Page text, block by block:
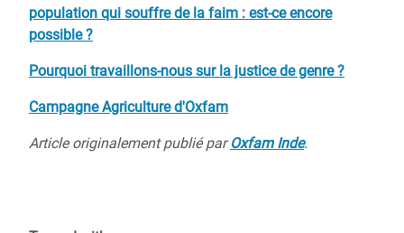
population qui souffre de la faim : est-ce encore
possible ?
Pourquoi travaillons-nous sur la justice de genre ?
Campagne Agriculture d'Oxfam
Article originalement publié par Oxfam Inde.